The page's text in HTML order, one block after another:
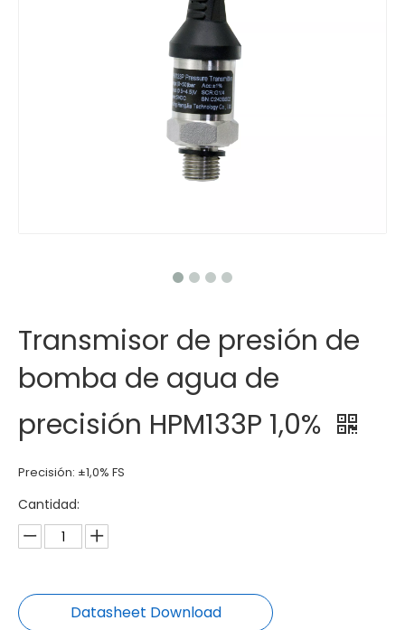
Transmisor de presión de
bomba de agua de
precisión HPM133P 1,0%
Precisión: ±1,0% FS
Cantidad: